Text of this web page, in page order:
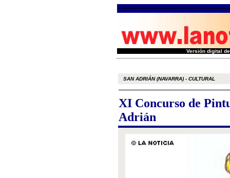
Versión digital
SAN ADRIÁN (NAVARRA) - CULTURAL
XI Concurso de
Adrián